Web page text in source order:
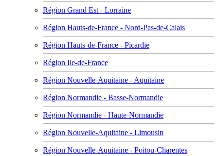
Région Grand Est - Lorraine
Région Hauts-de-France - Nord-Pas-de-Calais
Région Hauts-de-France - Picardie
Région Ile-de-France
Région Nouvelle-Aquitaine - Aquitaine
Région Normandie - Basse-Normandie
Région Normandie - Haute-Normandie
Région Nouvelle-Aquitaine - Limousin
Région Nouvelle-Aquitaine - Poitou-Charentes